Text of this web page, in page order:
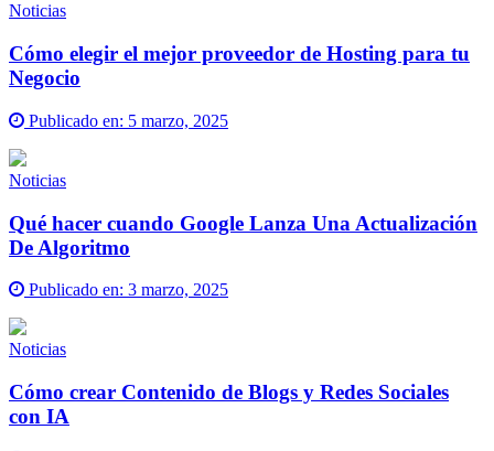
Noticias
Cómo elegir el mejor proveedor de Hosting para tu
Negocio
Publicado en: 5 marzo, 2025
Noticias
Qué hacer cuando Google Lanza Una Actualización
De Algoritmo
Publicado en: 3 marzo, 2025
Noticias
Cómo crear Contenido de Blogs y Redes Sociales
con IA